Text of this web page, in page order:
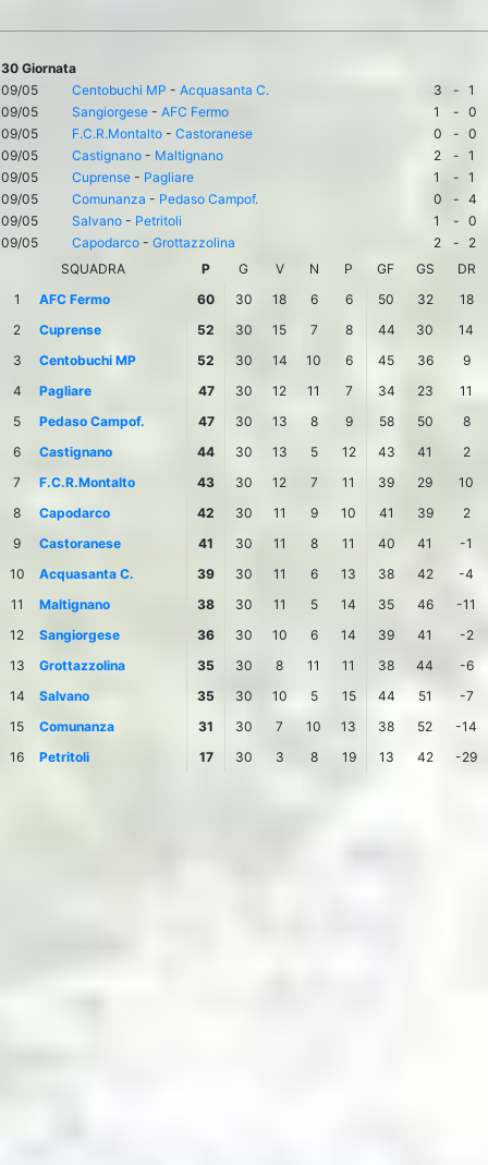
30 Giornata
09/05
Centobuchi MP - Acquasanta C. 3 - 1
09/05
Sangiorgese - AFC Fermo 1 - 0
09/05
F.C.R.Montalto - Castoranese 0 - 0
09/05
Castignano - Maltignano 2 - 1
09/05
Cuprense - Pagliare 1 - 1
09/05
Comunanza - Pedaso Campof. 0 - 4
09/05
Salvano - Petritoli 1 - 0
09/05
Capodarco - Grottazzolina 2 -
2
SQUADRA
P G V N P GF GS
DR
1
AFC Fermo 60 30 18 6 6 50 32
18
2
Cuprense 52 30 15 7 8 44 30
14
3
Centobuchi MP 52 30 14 10 6 45 36
9
4
Pagliare 47 30 12 11 7 34 23
11
5
Pedaso Campof. 47 30 13 8 9 58 50
8
6
Castignano 44 30 13 5 12 43 41
2
7
F.C.R.Montalto 43 30 12 7 11 39 29
10
8
Capodarco 42 30 11 9 10 41 39
2
9
Castoranese 41 30 11 8 11 40 41
-1
10
Acquasanta C. 39 30 11 6 13 38 42
-4
11
Maltignano 38 30 11 5 14 35 46
-11
12
Sangiorgese 36 30 10 6 14 39 41
-2
13
Grottazzolina 35 30 8 11 11 38 44
-6
14
Salvano 35 30 10 5 15 44 51
-7
15
Comunanza 31 30 7 10 13 38 52
-14
16
Petritoli 17 30 3 8 19 13 42 -29